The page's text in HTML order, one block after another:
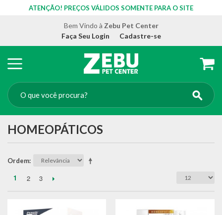
ATENÇÃO! PREÇOS VÁLIDOS SOMENTE PARA O SITE
Bem Vindo à Zebu Pet Center
Faça Seu Login
Cadastre-se
HOMEOPÁTICOS
Ordem
1 2 3